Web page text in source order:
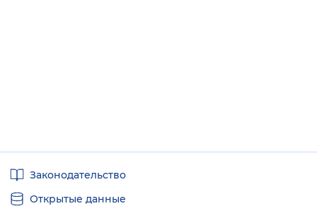
ссылкиЗаконодательство
Открытые данные